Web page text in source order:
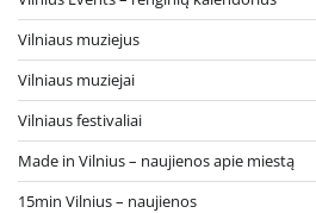
Vilniaus muziejus
Vilniaus muziejai
Vilniaus festivaliai
Made in Vilnius – naujienos apie miestą
15min Vilnius – naujienos